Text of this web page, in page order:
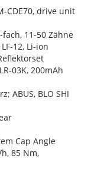
CDE70, drive unit
fach, 11-50 Zähne
12, Li-ion
03K, 200mAh
ABUS, BLO SHI
Cap Angle
85 Nm,